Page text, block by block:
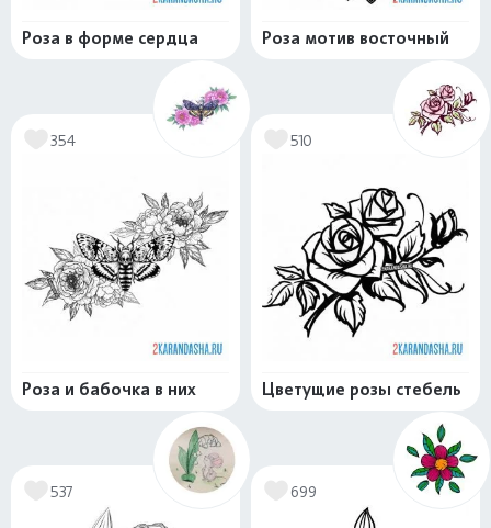
Роза в форме сердца Роза мотив восточный
354
Роза и бабочка в них
510
Цветущие розы стебель
537 699